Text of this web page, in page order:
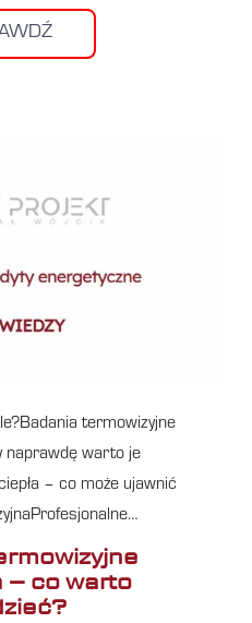
termowizyjne
naprawdę warto je
– co może ujawnić
– co warto